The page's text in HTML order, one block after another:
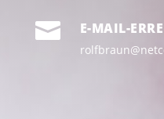
 E-MAIL-